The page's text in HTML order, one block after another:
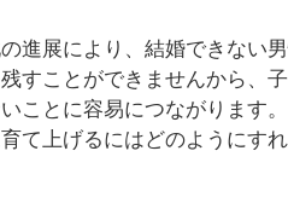
進展により、結婚できない
すことができませんから、
ことに容易につながります
て上げるにはどのようにす